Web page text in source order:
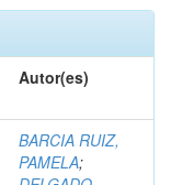
Autor(es)
BARCIA RUIZ,
PAMELA;